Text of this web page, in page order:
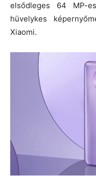
elsődleges 64 MP-
hüvelykes
Xiaomi.